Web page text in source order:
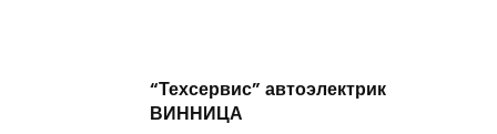
“Техсервис” автоэлектрик
ВИННИЦА